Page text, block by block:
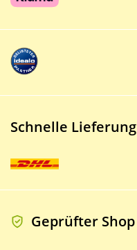
Schnelle Lieferung
Geprüfter Shop